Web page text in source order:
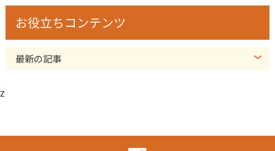
お役立ちコンテンツ
最新の記事
z